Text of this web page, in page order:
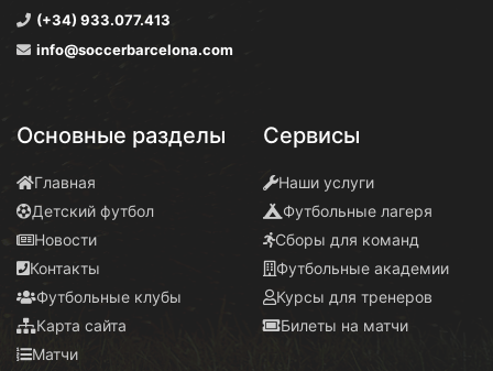
(+34) 933.077.413
info@soccerbarcelona.com
Основные разделы
Главная
Детский футбол
Новости
Контакты
Футбольные клубы
Карта сайта
Матчи
Сервисы
Наши услуги
Футбольные лагеря
Сборы для команд
Футбольные академии
Курсы для тренеров
Билеты на матчи